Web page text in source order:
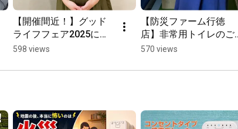
▼業界初！30秒ごとの
震度5強相当以上の強い
工具などを使わずに、
固定で設置が完了
【開催間近！】グッド
ライフフェア2025に今
年も「ぼうさい村」が
FARM】
598 views
【防災ファーム行徳
店】非常用トイレのご
紹介 #非常用トイレ
570 views